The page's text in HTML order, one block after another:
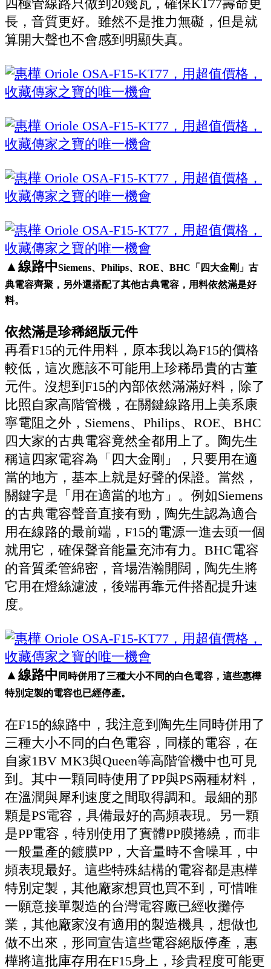
四極管線路只做到20幾瓦，確保KT77壽命更
長，音質更好。雖然不是推力無礙，但是就
算開大聲也不會感到明顯失真。
▲線路中Siemens、Philips、ROE、BHC「四大金剛」古
典電容齊聚，另外還搭配了其他古典電容，用料依然滿是好
料。
依然滿是珍稀絕版元件
再看F15的元件用料，原本我以為F15的價格
較低，這次應該不可能用上珍稀昂貴的古董
元件。沒想到F15的內部依然滿滿好料，除了
比照自家高階管機，在關鍵線路用上美系康
寧電阻之外，Siemens、Philips、ROE、BHC
四大家的古典電容竟然全都用上了。陶先生
稱這四家電容為「四大金剛」，只要用在適
當的地方，基本上就是好聲的保證。當然，
關鍵字是「用在適當的地方」。例如Siemens
的古典電容聲音直接有勁，陶先生認為適合
用在線路的最前端，F15的電源一進去頭一個
就用它，確保聲音能量充沛有力。BHC電容
的音質柔管綿密，音場浩瀚開闊，陶先生將
它用在燈絲濾波，後端再靠元件搭配提升速
度。
▲線路中 同時併用了三種大小不同的白色電容，這些惠樺
特別定製的電容也已經停產。
在F15的線路中，我注意到陶先生同時併用了
三種大小不同的白色電容，同樣的電容，在
自家1BV MK3與Queen等高階管機中也可見
到。其中一顆同時使用了PP與PS兩種材料，
在溫潤與犀利速度之間取得調和。最細的那
顆是PS電容，具備最好的高頻表現。另一顆
是PP電容，特別使用了實體PP膜捲繞，而非
一般量產的鍍膜PP，大音量時不會噪耳，中
頻表現最好。這些特殊結構的電容都是惠樺
特別定製，其他廠家想買也買不到，可惜唯
一願意接單製造的台灣電容廠已經收攤停
業，其他廠家沒有適用的製造機具，想做也
做不出來，形同宣告這些電容絕版停產，惠
樺將這批庫存用在F15身上，珍貴程度可能更